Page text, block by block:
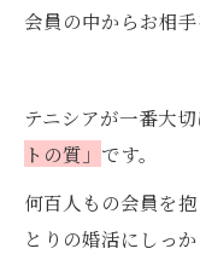
会員の中からお相
テニシアが一番大切
トの質」 です。
何百人もの会員を
とりの婚活にしっ